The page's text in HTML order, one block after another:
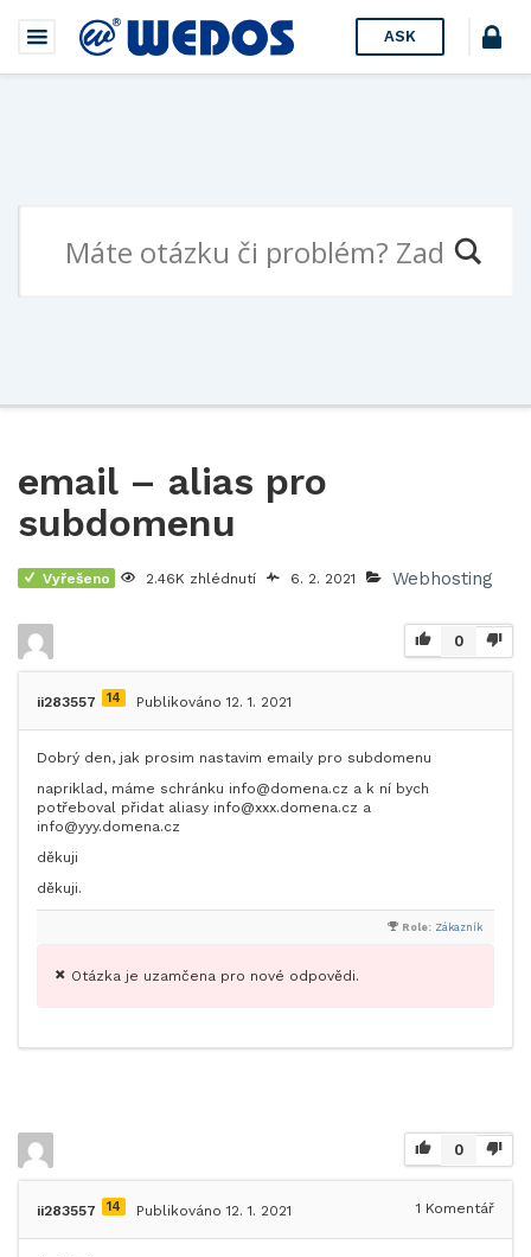
ASK
email – alias pro
subdomenu
Vyřešeno 2.46K zhlédnutí 6. 2. 2021 Webhosting
0
ii283557 14 Publikováno 12. 1. 2021
Dobrý den, jak prosim nastavim emaily pro subdomenu
napriklad, máme schránku info@domena.cz a k ní bych
potřeboval přidat aliasy info@xxx.domena.cz a
info@yyy.domena.cz
děkuji
děkuji.
Role: Zákazník
Otázka je uzamčena pro nové odpovědi.
0
ii283557 14 Publikováno 12. 1. 2021 1 Komentář